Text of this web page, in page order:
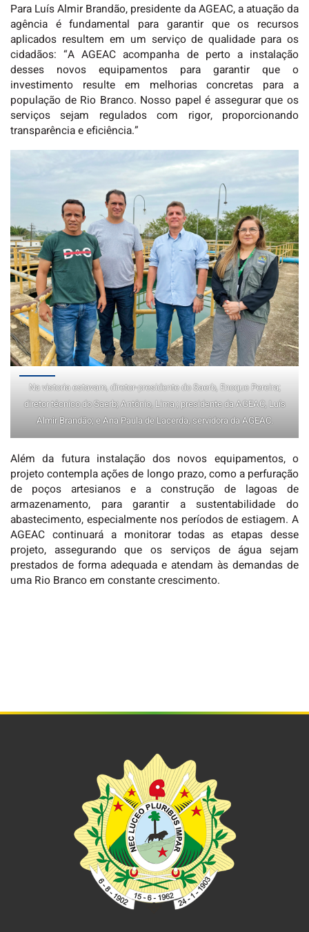
Para Luís Almir Brandão, presidente da AGEAC, a atuação da
agência é fundamental para garantir que os recursos
aplicados resultem em um serviço de qualidade para os
cidadãos: “A AGEAC acompanha de perto a instalação
desses novos equipamentos para garantir que o
investimento resulte em melhorias concretas para a
população de Rio Branco. Nosso papel é assegurar que os
serviços sejam regulados com rigor, proporcionando
transparência e eficiência.”
Na vistoria estavam, diretor-presidente do Saerb, Enoque Pereira;
diretor técnico do Saerb; Antônio, Lima ; presidente da AGEAC, Luís
Almir Brandão; e Ana Paula de Lacerda, servidora da AGEAC.
Além da futura instalação dos novos equipamentos, o
projeto contempla ações de longo prazo, como a perfuração
de poços artesianos e a construção de lagoas de
armazenamento, para garantir a sustentabilidade do
abastecimento, especialmente nos períodos de estiagem. A
AGEAC continuará a monitorar todas as etapas desse
projeto, assegurando que os serviços de água sejam
prestados de forma adequada e atendam às demandas de
uma Rio Branco em constante crescimento.